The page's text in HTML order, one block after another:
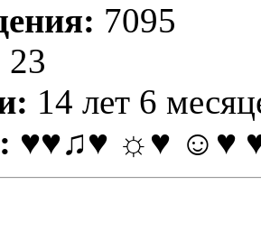
7095
23
14 лет 6
♥♥♫♥ ☼♥ ☺♥